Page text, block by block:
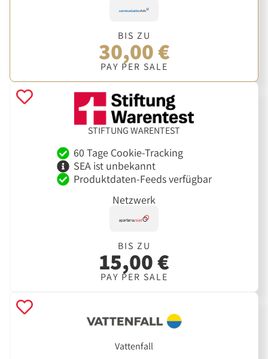
BIS ZU
30,00 €
PAY PER SALE
STIFTUNG WARENTEST
60 Tage Cookie-Tracking
SEA ist unbekannt
Produktdaten-Feeds verfügbar
Netzwerk
BIS ZU
15,00 €
PAY PER SALE
Vattenfall